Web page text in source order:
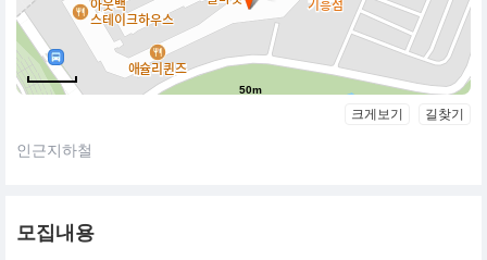
50m
크게보기 길찾기
인근지하철
모집내용